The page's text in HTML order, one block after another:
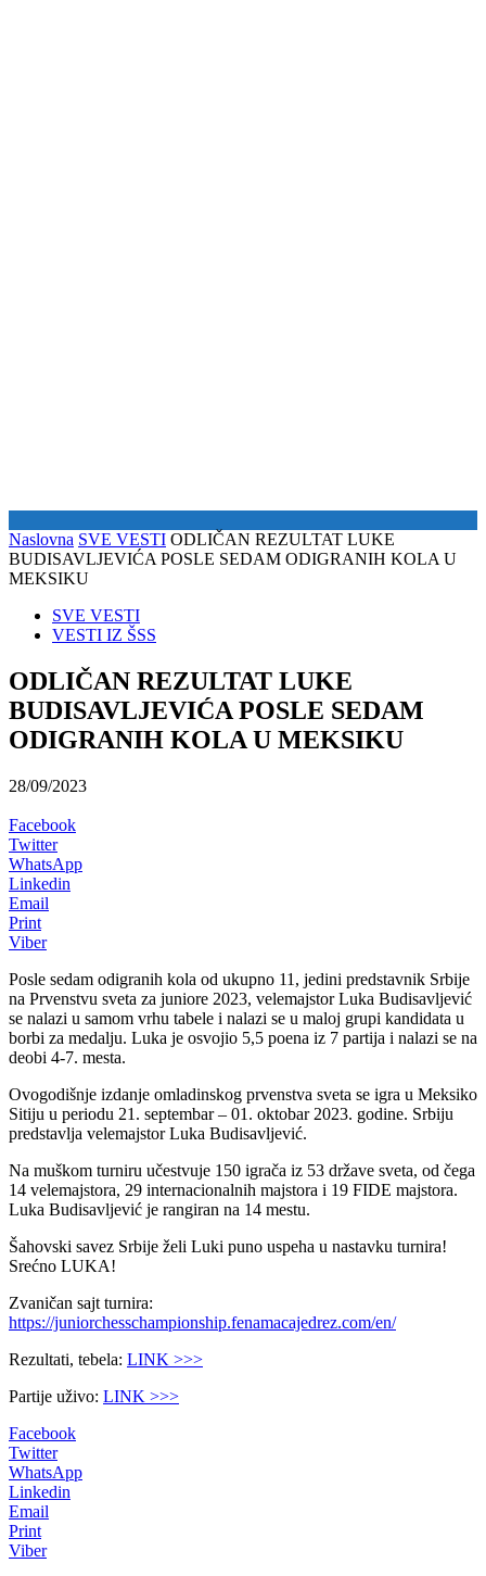
Naslovna SVE VESTI ODLIČAN REZULTAT LUKE
BUDISAVLJEVIĆA POSLE SEDAM ODIGRANIH KOLA U
MEKSIKU
SVE VESTI
VESTI IZ ŠSS
ODLIČAN REZULTAT LUKE
BUDISAVLJEVIĆA POSLE SEDAM
ODIGRANIH KOLA U MEKSIKU
28/09/2023
Facebook
Twitter
WhatsApp
Linkedin
Email
Print
Viber
Posle sedam odigranih kola od ukupno 11, jedini predstavnik Srbije
na Prvenstvu sveta za juniore 2023, velemajstor Luka Budisavljević
se nalazi u samom vrhu tabele i nalazi se u maloj grupi kandidata u
borbi za medalju. Luka je osvojio 5,5 poena iz 7 partija i nalazi se na
deobi 4-7. mesta.
Ovogodišnje izdanje omladinskog prvenstva sveta se igra u Meksiko
Sitiju u periodu 21. septembar – 01. oktobar 2023. godine. Srbiju
predstavlja velemajstor Luka Budisavljević.
Na muškom turniru učestvuje 150 igrača iz 53 države sveta, od čega
14 velemajstora, 29 internacionalnih majstora i 19 FIDE majstora.
Luka Budisavljević je rangiran na 14 mestu.
Šahovski savez Srbije želi Luki puno uspeha u nastavku turnira!
Srećno LUKA!
Zvaničan sajt turnira:
https://juniorchesschampionship.fenamacajedrez.com/en/
Rezultati, tebela: LINK >>>
Partije uživo: LINK >>>
Facebook
Twitter
WhatsApp
Linkedin
Email
Print
Viber